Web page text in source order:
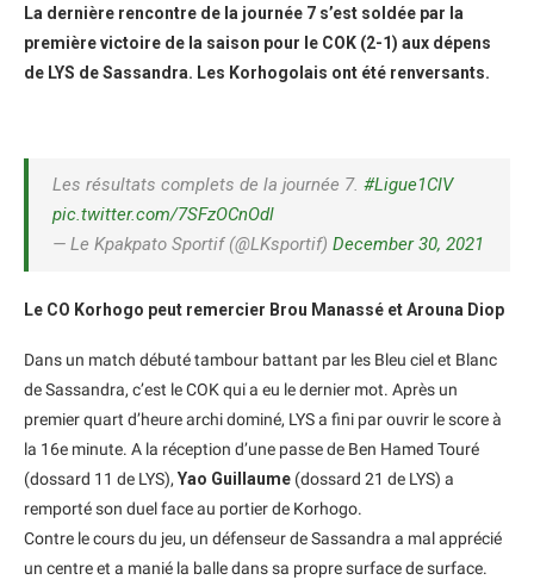
La dernière rencontre de la journée 7 s’est soldée par la
première victoire de la saison pour le COK (2-1) aux dépens
de LYS de Sassandra. Les Korhogolais ont été renversants.
Les résultats complets de la journée 7. #Ligue1CIV
pic.twitter.com/7SFzOCnOdl
— Le Kpakpato Sportif (@LKsportif) December 30, 2021
Le CO Korhogo peut remercier Brou Manassé et Arouna Diop
Dans un match débuté tambour battant par les Bleu ciel et Blanc
de Sassandra, c’est le COK qui a eu le dernier mot. Après un
premier quart d’heure archi dominé, LYS a fini par ouvrir le score à
la 16e minute. A la réception d’une passe de Ben Hamed Touré
(dossard 11 de LYS), Yao Guillaume (dossard 21 de LYS) a
remporté son duel face au portier de Korhogo.
Contre le cours du jeu, un défenseur de Sassandra a mal apprécié
un centre et a manié la balle dans sa propre surface de surface.